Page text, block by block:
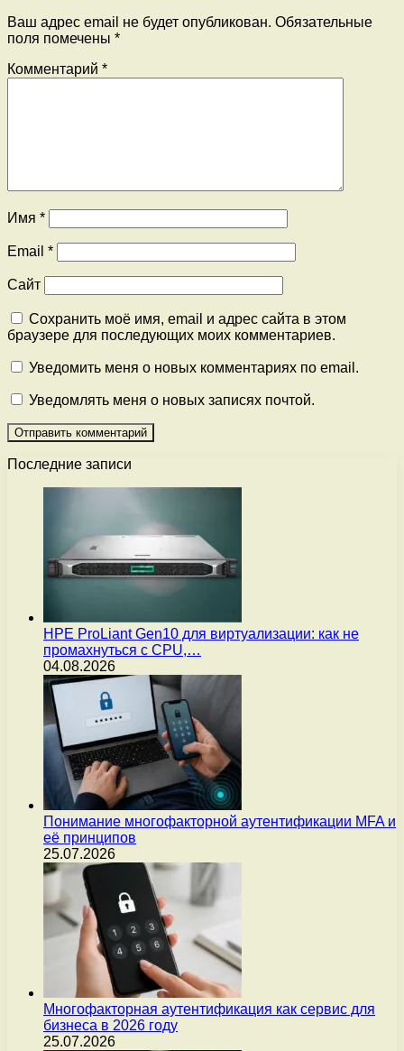
Ваш адрес email не будет опубликован. Обязательные
поля помечены *
Комментарий *
Имя *
Email *
Сайт
Сохранить моё имя, email и адрес сайта в этом
браузере для последующих моих комментариев.
Уведомить меня о новых комментариях по email.
Уведомлять меня о новых записях почтой.
Последние записи
HPE ProLiant Gen10 для виртуализации: как не
промахнуться с CPU,…
04.08.2026
Понимание многофакторной аутентификации MFA и
её принципов
25.07.2026
Многофакторная аутентификация как сервис для
бизнеса в 2026 году
25.07.2026